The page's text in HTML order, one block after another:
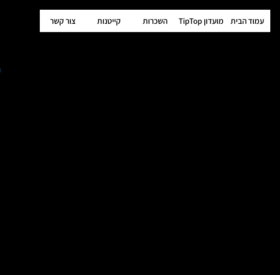
עמוד הבית מועדון TipTop השכרות קייטנות צור קשר